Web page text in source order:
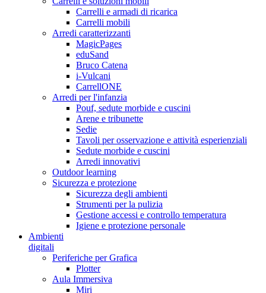
Carrelli e armadi di ricarica
Carrelli mobili
Arredi caratterizzanti
MagicPages
eduSand
Bruco Catena
i-Vulcani
CarrellONE
Arredi per l'infanzia
Pouf, sedute morbide e cuscini
Arene e tribunette
Sedie
Tavoli per osservazione e attività esperienziali
Sedute morbide e cuscini
Arredi innovativi
Outdoor learning
Sicurezza e protezione
Sicurezza degli ambienti
Strumenti per la pulizia
Gestione accessi e controllo temperatura
Igiene e protezione personale
Ambienti
digitali
Periferiche per Grafica
Plotter
Aula Immersiva
Miri